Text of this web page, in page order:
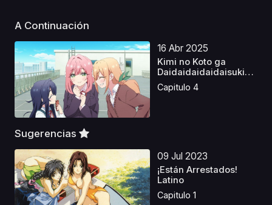
A Continuación
16 Abr 2025
Kimi no Koto ga
Daidaidaidaidaisuki
na 1...
Capitulo 4
Sugerencias
09 Jul 2023
¡Están Arrestados!
Latino
Capitulo 1